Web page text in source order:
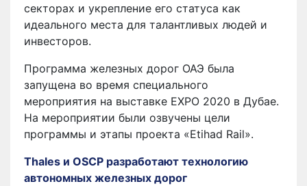
секторах и укрепление его статуса как
идеального места для талантливых людей и
инвесторов.
Программа железных дорог ОАЭ была
запущена во время специального
мероприятия на выставке EXPO 2020 в Дубае.
На мероприятии были озвучены цели
программы и этапы проекта «Etihad Rail».
Thales и OSCP разработают технологию
автономных железных дорог